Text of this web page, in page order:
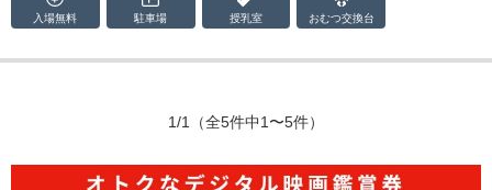
入場無料 駐車場 授乳室 おむつ交換台
1/1 （全5件中1〜5件）